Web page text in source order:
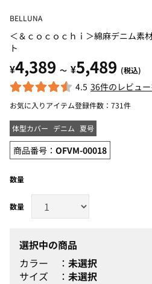
BELLUNA
＜＆ｃｏｃｏｃｈｉ＞綿麻デニム素
ト
¥4,389 ～ ¥5,489 (税込)
4.5 36件のレビュ
お気に入りアイテム登録件数： 731件
体型カバー デニム 夏号
商品番号： OFVM-00018
数量
選択中の商品
カラー
未選択
サイズ
未選択